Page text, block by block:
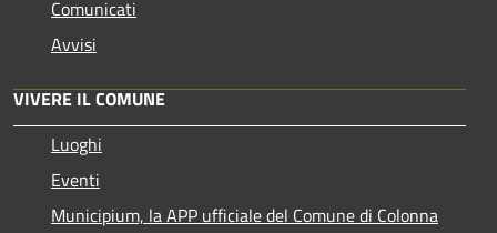
Comunicati
Avvisi
VIVERE IL COMUNE
Luoghi
Eventi
Municipium, la APP ufficiale del Comune di Colonna